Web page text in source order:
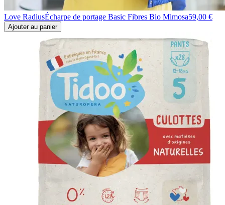
Love RadiusÉcharpe de portage Basic Fibres Bio Mimosa59,00 €
Ajouter au panier